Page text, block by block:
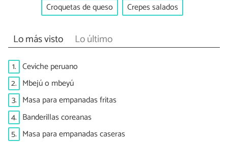
Croquetas de queso
Crepes salados
Lo más visto Lo último
1. Ceviche peruano
2. Mbejú o mbeyú
3. Masa para empanadas fritas
4. Banderillas coreanas
5. Masa para empanadas caseras